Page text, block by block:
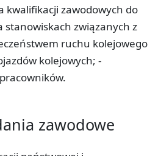
kwalifikacji zawodowych do
związanych z
ruchu kolejowego
kolejowych; -
zawodowe